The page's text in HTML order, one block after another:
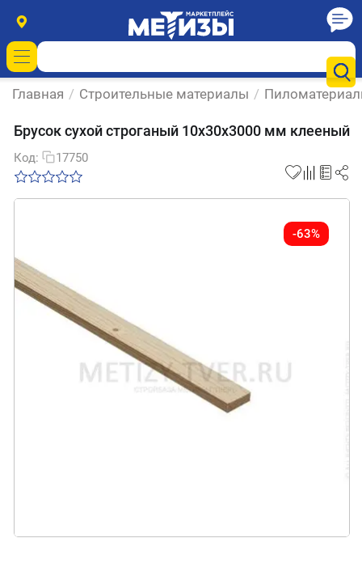
Главная / Строительные материалы /
Брусок сухой строганый 10х30х3000 мм клееный
Код: 17750
-63%